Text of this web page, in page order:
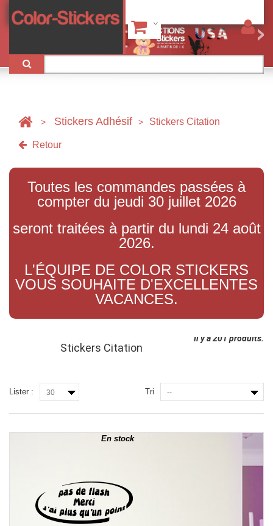
> Stickers Adhésif > Stickers Citation
Retour
Toutes les commandes passées à
compter du jeudi 30 juillet 2026
seront traitées à partir du lundi 24 août
2026.
L'ÉQUIPE DE COLOR STICKERS
VOUS SOUHAITE D'EXCELLENTES
VACANCES.
Stickers Citation
Il y a 201 produits.
Tri --
Lister : 30
En stock